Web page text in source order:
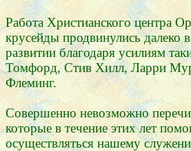
Работа Христианского центра
крусейды продвинулись далеко
развитии благодаря усилиям
Томфорд, Стив Хилл, Ларри
Флеминг.
Совершенно невозможно
которые в течение этих лет
осуществляться нашему